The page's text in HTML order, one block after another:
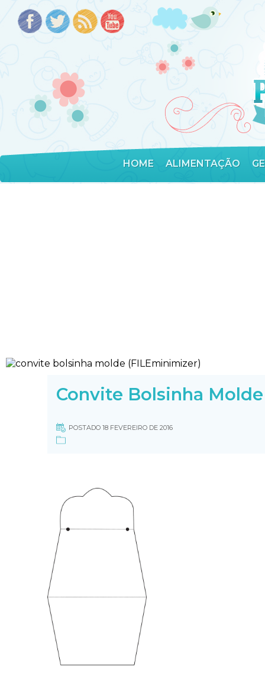
HOME ALIMENTAÇÃO
Convite Bolsinha
POSTADO 18 FEVEREIRO DE 2016